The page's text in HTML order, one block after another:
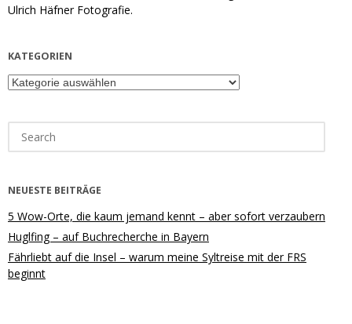
Ulrich Häfner Fotografie.
KATEGORIEN
Kategorien
for:
NEUESTE BEITRÄGE
5 Wow-Orte, die kaum jemand kennt – aber sofort verzaubern
Huglfing – auf Buchrecherche in Bayern
Fährliebt auf die Insel – warum meine Syltreise mit der FRS
beginnt